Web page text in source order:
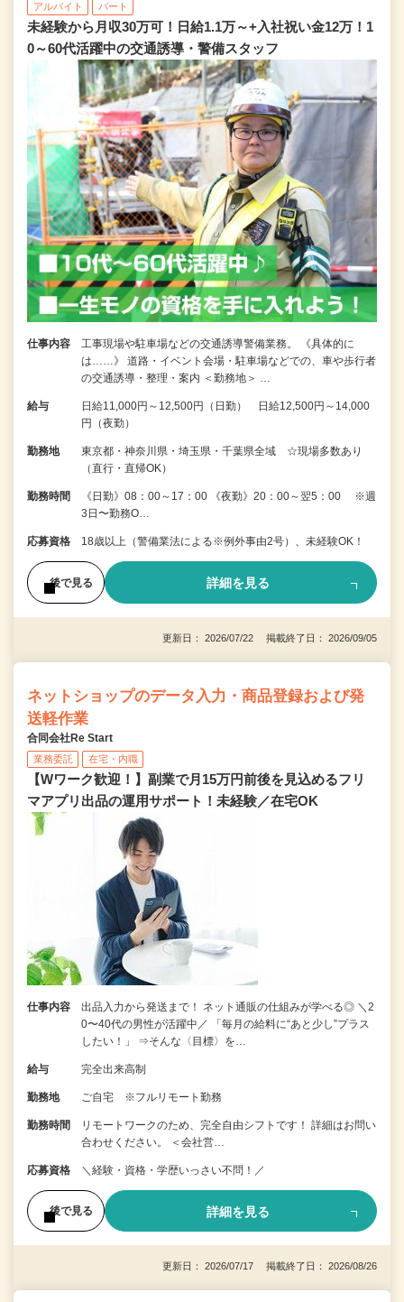
アルバイト パート
未経験から月収30万可！日給1.1万～+入社祝い金12万！1
0～60代活躍中の交通誘導・警備スタッフ
仕事内容
工事現場や駐車場などの交通誘導警備業務。 《具体的に
は……》 道路・イベント会場・駐車場などでの、車や歩行者
の交通誘導・整理・案内 ＜勤務地＞ …
給与
日給11,000円～12,500円（日勤） 日給12,500円～14,000
円（夜勤）
勤務地
東京都・神奈川県・埼玉県・千葉県全域 ☆現場多数あり
（直行・直帰OK）
勤務時間
《日勤》08：00～17：00 《夜勤》20：00～翌5：00 ※週
3日〜勤務O…
応募資格 18歳以上（警備業法による※例外事由2号）、未経験OK！
後で見る 詳細を見る
更新日： 2026/07/22 掲載終了日： 2026/09/05
ネットショップのデータ入力・商品登録および発
送軽作業
合同会社Re Start
業務委託 在宅・内職
【Wワーク歓迎！】副業で月15万円前後を見込めるフリ
マアプリ出品の運用サポート！未経験／在宅OK
仕事内容
出品入力から発送まで！ ネット通販の仕組みが学べる◎ ＼2
0〜40代の男性が活躍中／ 「毎月の給料に“あと少し”プラス
したい！」 ⇒そんな〈目標〉を…
給与 完全出来高制
勤務地 ご自宅 ※フルリモート勤務
勤務時間
リモートワークのため、完全自由シフトです！ 詳細はお問い
合わせください。 ＜会社営…
応募資格 ＼経験・資格・学歴いっさい不問！／
後で見る 詳細を見る
更新日： 2026/07/17 掲載終了日： 2026/08/26